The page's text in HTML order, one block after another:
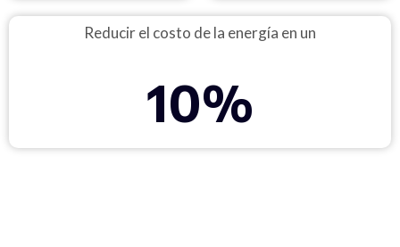
Reducir el costo de la energía en un
10%